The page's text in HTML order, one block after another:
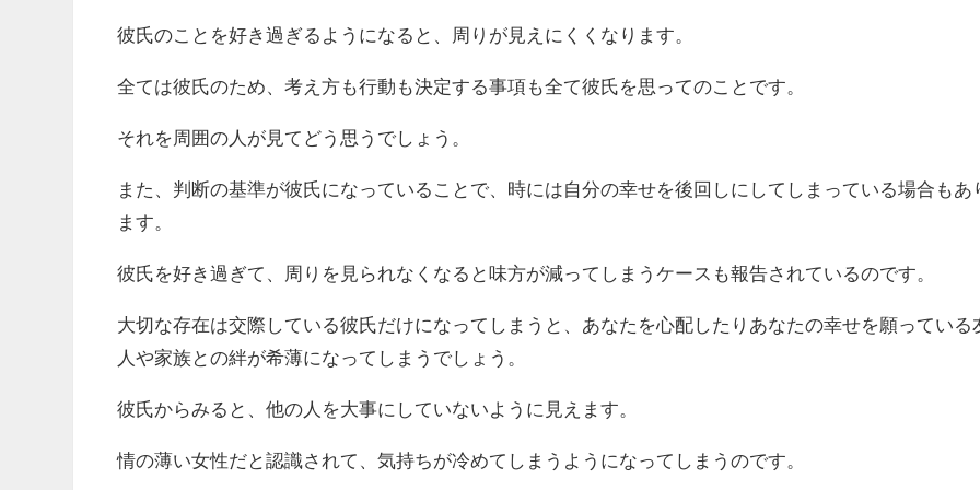
彼氏のことを好き過ぎるようになると、周りが見えにくくなります。
全ては彼氏のため、考え方も行動も決定する事項も全て彼氏を思ってのことです。
それを周囲の人が見てどう思うでしょう。
また、判断の基準が彼氏になっていることで、時には自分の幸せを後回しにしてしまっている場合もあ
ます。
彼氏を好き過ぎて、周りを見られなくなると味方が減ってしまうケースも報告されているのです。
大切な存在は交際している彼氏だけになってしまうと、あなたを心配したりあなたの幸せを願っている
人や家族との絆が希薄になってしまうでしょう。
彼氏からみると、他の人を大事にしていないように見えます。
情の薄い女性だと認識されて、気持ちが冷めてしまうようになってしまうのです。